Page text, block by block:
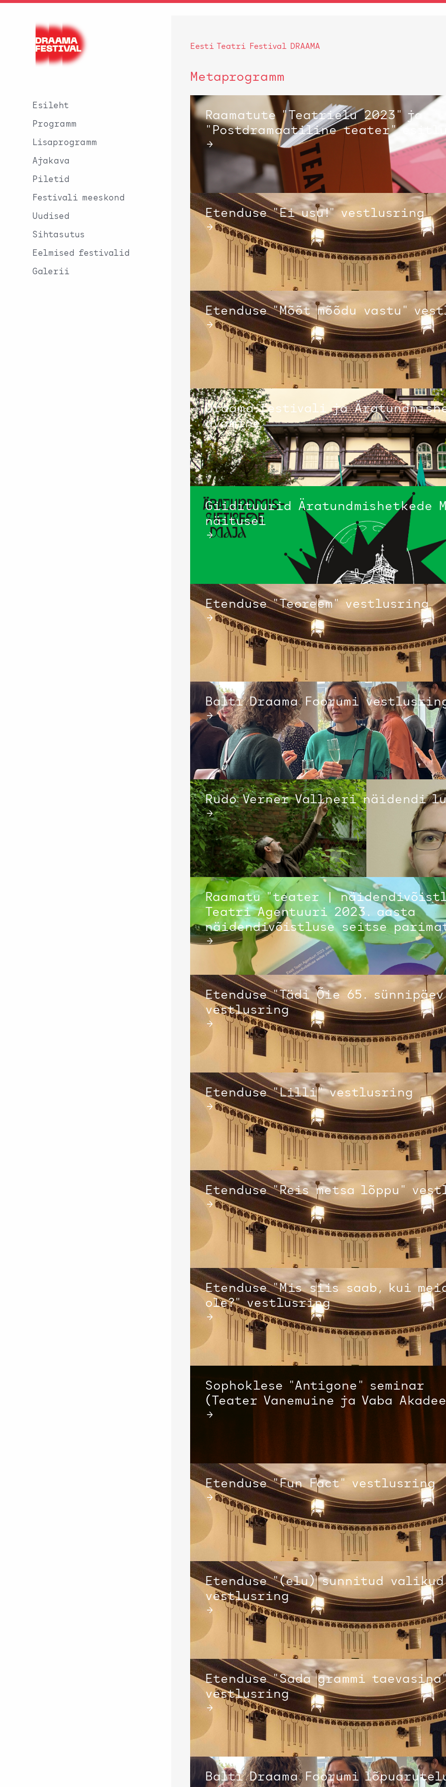
Esileht
Programm
Lisaprogramm
Ajakava
Piletid
Festivali meeskond
Uudised
Sihtasutus
Eelmised festivalid
Galerii
Eesti Teatri Festival DRAAMA
Metaprogramm
Raamatute "Teatrielu 2023" ja
"Postdramaatiline teater"
→
Etenduse "Ei usu!" vestlusring
→
Etenduse "Mõõt mõõdu vastu"
→
Draama festivali ja
avamine
→
Giidituurid Äratundmishetkede
näitusel
→
Etenduse "Teoreem" vestlusring
→
Balti Draama Foorumi
→
Rudo Verner Vallneri näidendi
→
Raamatu "teater |
Teatri Agentuuri 2023. aasta
näidendivõistluse seitse
→
Etenduse "Tädi Õie 65.
vestlusring
→
Etenduse "Lilli" vestlusring
→
Etenduse "Reis metsa lõppu"
→
Etenduse "Mis siis saab, kui
ole?" vestlusring
→
Sophoklese "Antigone" seminar
(Teater Vanemuine ja Vaba
→
Etenduse "Fun Fact" vestlusring
→
Etenduse "(elu) sunnitud
vestlusring
→
Etenduse "Sada grammi
vestlusring
→
Balti Draama Foorumi